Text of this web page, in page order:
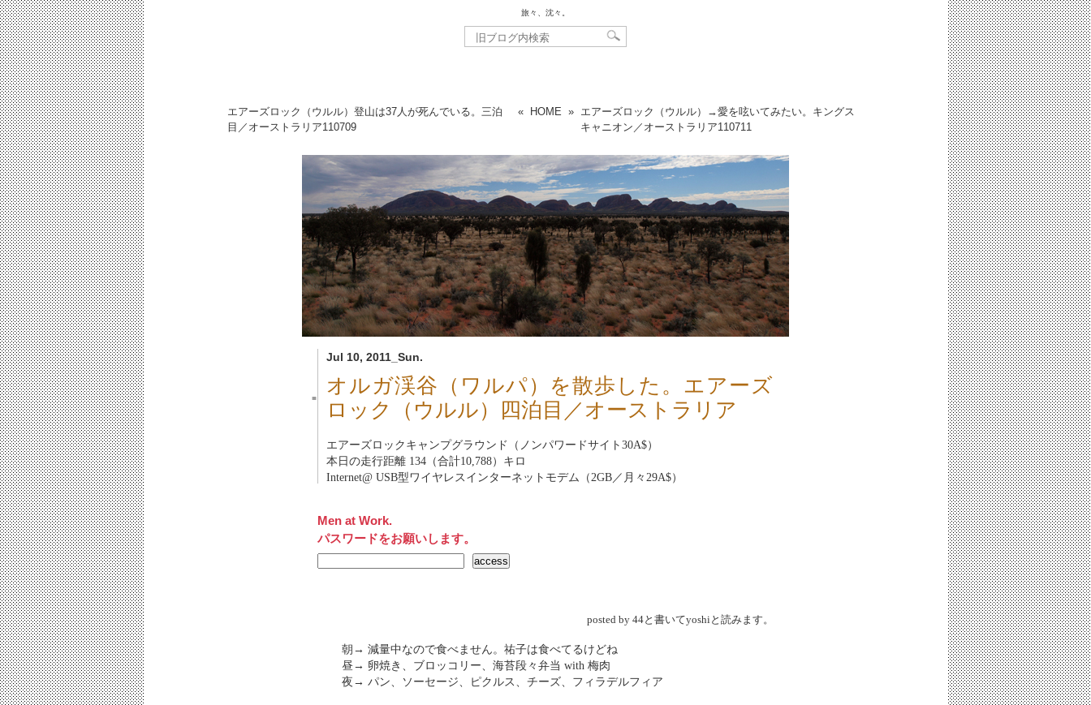
旅々、沈々。
エアーズロック（ウルル）登山は37人が死んでいる。三泊
目／オーストラリア110709
« HOME » エアーズロック（ウルル）→愛を呟いてみたい。キングス
キャニオン／オーストラリア110711
Jul 10, 2011_Sun.
■
オルガ渓谷（ワルパ）を散歩した。エアーズ
ロック（ウルル）四泊目／オーストラリア
エアーズロックキャンプグラウンド（ノンパワードサイト30A$）
本日の走行距離 134（合計10,788）キロ
Internet@ USB型ワイヤレスインターネットモデム（2GB／月々29A$）
Men at Work.
パスワードをお願いします。
posted by 44と書いてyoshiと読みます。
朝→ 減量中なので食べません。祐子は食べてるけどね
昼→ 卵焼き、ブロッコリー、海苔段々弁当 with 梅肉
夜→ パン、ソーセージ、ピクルス、チーズ、フィラデルフィア